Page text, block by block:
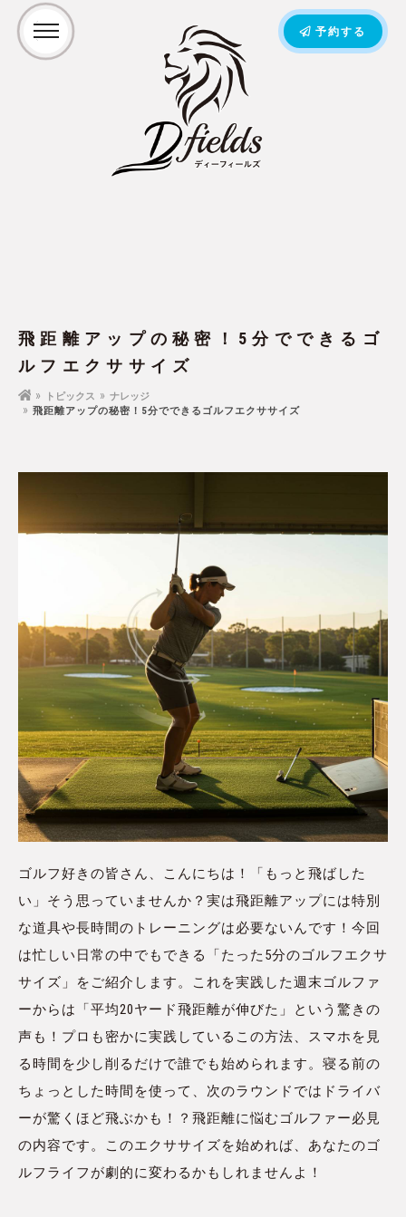
予約する
飛距離アップの秘密！5分でできるゴ
ルフエクササイズ
トピックス
ナレッジ
飛距離アップの秘密！5分でできるゴルフエクササイズ
ゴルフ好きの皆さん、こんにちは！「もっと飛ばした
い」そう思っていませんか？実は飛距離アップには特別
な道具や長時間のトレーニングは必要ないんです！今回
は忙しい日常の中でもできる「たった5分のゴルフエクサ
サイズ」をご紹介します。これを実践した週末ゴルファ
ーからは「平均20ヤード飛距離が伸びた」という驚きの
声も！プロも密かに実践しているこの方法、スマホを見
る時間を少し削るだけで誰でも始められます。寝る前の
ちょっとした時間を使って、次のラウンドではドライバ
ーが驚くほど飛ぶかも！？飛距離に悩むゴルファー必見
の内容です。このエクササイズを始めれば、あなたのゴ
ルフライフが劇的に変わるかもしれませんよ！